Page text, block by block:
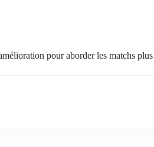
pour aborder les matchs